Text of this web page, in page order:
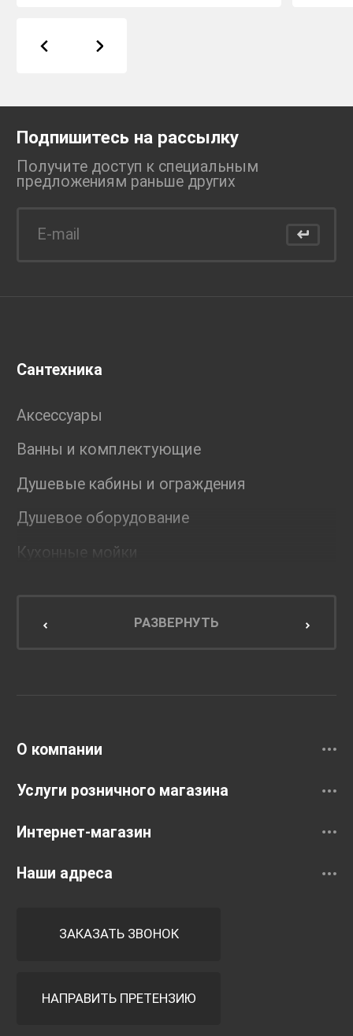
Подпишитесь на рассылку
Получите доступ к специальным
предложениям раньше других
Сантехника
Аксессуары
Ванны и комплектующие
Душевые кабины и ограждения
Душевое оборудование
Кухонные мойки
Мебель для кухниРАЗВЕРНУТЬ
О компании
Услуги розничного магазина
Интернет-магазин
Наши адреса
ЗАКАЗАТЬ ЗВОНОК
НАПРАВИТЬ ПРЕТЕНЗИЮ